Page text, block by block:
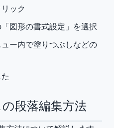
ック
図形の書式設定」を選択
ュー内で塗りつぶしなどの
段落編集方法